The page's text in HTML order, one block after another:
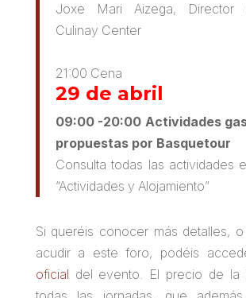
Joxe Mari Aizega, Director
Culinay Center
21:00 Cena
29 de abril
09:00 -20:00 Actividades
propuestas por Basquetour
Consulta todas las actividades
“Actividades y Alojamiento”
Si queréis conocer más detalles,
acudir a este foro, podéis
oficial del evento. El precio de la